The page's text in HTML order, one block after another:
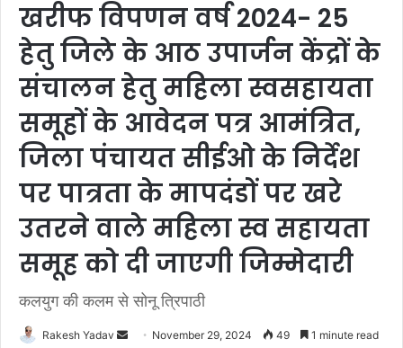
खरीफ विपणन वर्ष 2024- 25
हेतु जिले के आठ उपार्जन केंद्रों के
संचालन हेतु महिला स्वसहायता
समूहों के आवेदन पत्र आमंत्रित,
जिला पंचायत सीईओ के निर्देश
पर पात्रता के मापदंडों पर खरे
उतरने वाले महिला स्व सहायता
समूह को दी जाएगी जिम्मेदारी
कलयुग की कलम से सोनू त्रिपाठी
Rakesh Yadav November 29, 2024 49 1 minute read